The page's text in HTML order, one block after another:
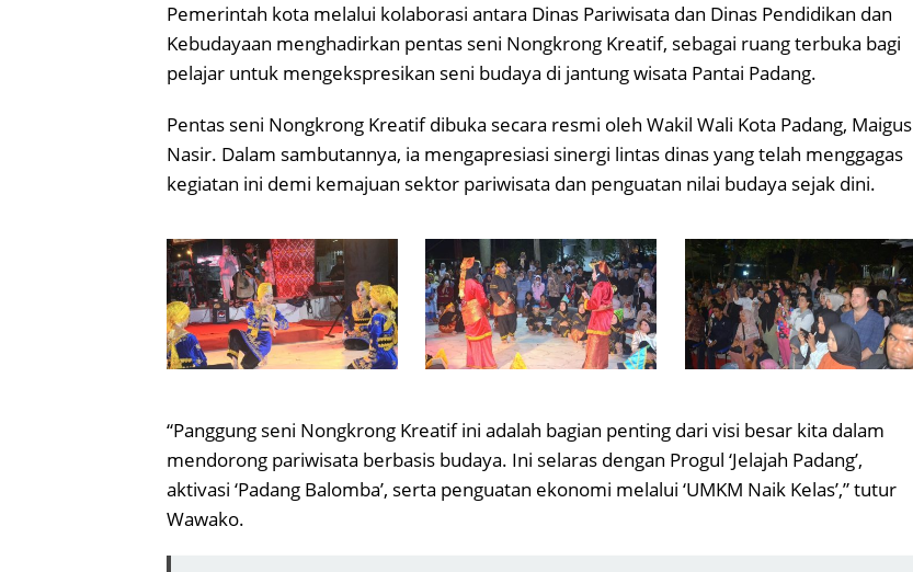
Pemerintah kota melalui kolaborasi antara Dinas Pariwisata dan Dinas Pendidikan dan
Kebudayaan menghadirkan pentas seni Nongkrong Kreatif, sebagai ruang terbuka bagi
pelajar untuk mengekspresikan seni budaya di jantung wisata Pantai Padang.
Pentas seni Nongkrong Kreatif dibuka secara resmi oleh Wakil Wali Kota Padang, Maigus
Nasir. Dalam sambutannya, ia mengapresiasi sinergi lintas dinas yang telah menggagas
kegiatan ini demi kemajuan sektor pariwisata dan penguatan nilai budaya sejak dini.
“Panggung seni Nongkrong Kreatif ini adalah bagian penting dari visi besar kita dalam
mendorong pariwisata berbasis budaya. Ini selaras dengan Progul ‘Jelajah Padang’,
aktivasi ‘Padang Balomba’, serta penguatan ekonomi melalui ‘UMKM Naik Kelas’,” tutur
Wawako.